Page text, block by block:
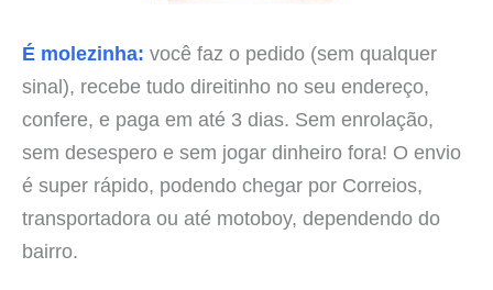
É molezinha: você faz o pedido (sem qualquer
sinal), recebe tudo direitinho no seu endereço,
confere, e paga em até 3 dias. Sem enrolação,
sem desespero e sem jogar dinheiro fora! O envio
é super rápido, podendo chegar por Correios,
transportadora ou até motoboy, dependendo do
bairro.